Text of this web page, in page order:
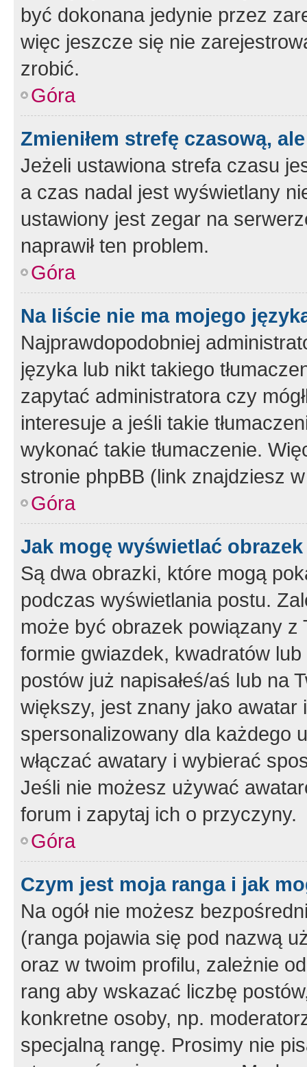
być dokonana jedynie przez
więc jeszcze się nie
zrobić.
Góra
Zmieniłem strefę czasową,
Jeżeli ustawiona strefa czasu
a czas nadal jest wyświetlany
ustawiony jest zegar na
naprawił ten problem.
Góra
Na liście nie ma mojego
Najprawdopodobniej
języka lub nikt takiego
zapytać administratora czy
interesuje a jeśli takie
wykonać takie tłumaczenie.
stronie phpBB (link znajdziesz
Góra
Jak mogę wyświetlać
Są dwa obrazki, które mogą
podczas wyświetlania postu.
może być obrazek powiązany z
formie gwiazdek, kwadratów
postów już napisałeś/aś lub na
większy, jest znany jako
spersonalizowany dla każdego
włączać awatary i wybierać
Jeśli nie możesz używać
forum i zapytaj ich o przyczyny.
Góra
Czym jest moja ranga i jak
Na ogół nie możesz
(ranga pojawia się pod nazwą
oraz w twoim profilu, zależnie
rang aby wskazać liczbę
konkretne osoby, np.
specjalną rangę. Prosimy nie